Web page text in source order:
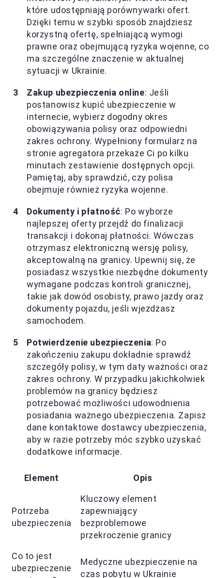
które udostępniają porównywarki ofert.
Dzięki temu w szybki sposób znajdziesz
korzystną ofertę, spełniającą wymogi
prawne oraz obejmującą ryzyka wojenne, co
ma szczególne znaczenie w aktualnej
sytuacji w Ukrainie.
Zakup ubezpieczenia online: Jeśli
postanowisz kupić ubezpieczenie w
internecie, wybierz dogodny okres
obowiązywania polisy oraz odpowiedni
zakres ochrony. Wypełniony formularz na
stronie agregatora przekaże Ci po kilku
minutach zestawienie dostępnych opcji.
Pamiętaj, aby sprawdzić, czy polisa
obejmuje również ryzyka wojenne.
Dokumenty i płatność: Po wyborze
najlepszej oferty przejdź do finalizacji
transakcji i dokonaj płatności. Wówczas
otrzymasz elektroniczną wersję polisy,
akceptowalną na granicy. Upewnij się, że
posiadasz wszystkie niezbędne dokumenty
wymagane podczas kontroli granicznej,
takie jak dowód osobisty, prawo jazdy oraz
dokumenty pojazdu, jeśli wjeżdżasz
samochodem.
Potwierdzenie ubezpieczenia: Po
zakończeniu zakupu dokładnie sprawdź
szczegóły polisy, w tym daty ważności oraz
zakres ochrony. W przypadku jakichkolwiek
problemów na granicy będziesz
potrzebować możliwości udowodnienia
posiadania ważnego ubezpieczenia. Zapisz
dane kontaktowe dostawcy ubezpieczenia,
aby w razie potrzeby móc szybko uzyskać
dodatkowe informacje.
Element Opis
Potrzeba
ubezpieczenia
Kluczowy element
zapewniający
bezproblemowe
przekroczenie granicy
Co to jest
ubezpieczenie
Medyczne ubezpieczenie na
czas pobytu w Ukrainie